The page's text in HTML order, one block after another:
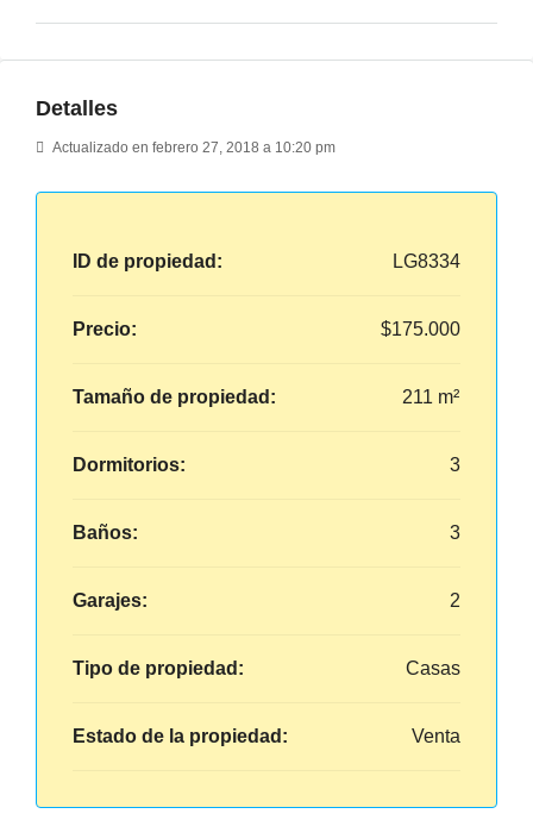
Detalles
Actualizado en febrero 27, 2018 a 10:20 pm
ID de propiedad: LG8334
Precio: $175.000
Tamaño de propiedad: 211 m²
Dormitorios: 3
Baños: 3
Garajes: 2
Tipo de propiedad: Casas
Estado de la propiedad: Venta